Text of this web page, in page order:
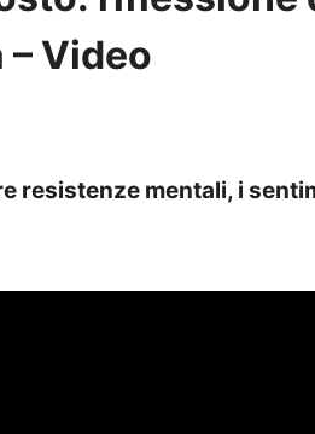
– Video
resistenze mentali, i